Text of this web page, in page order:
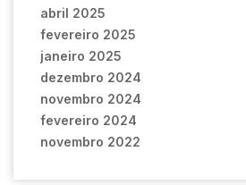
abril 2025
fevereiro 2025
janeiro 2025
dezembro 2024
novembro 2024
fevereiro 2024
novembro 2022